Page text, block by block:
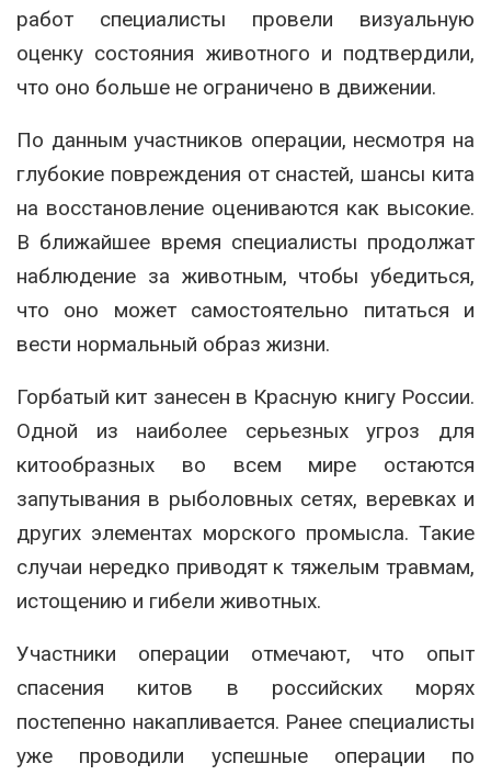
работ специалисты провели визуальную
оценку состояния животного и подтвердили,
что оно больше не ограничено в движении.
По данным участников операции, несмотря на
глубокие повреждения от снастей, шансы кита
на восстановление оцениваются как высокие.
В ближайшее время специалисты продолжат
наблюдение за животным, чтобы убедиться,
что оно может самостоятельно питаться и
вести нормальный образ жизни.
Горбатый кит занесен в Красную книгу России.
Одной из наиболее серьезных угроз для
китообразных во всем мире остаются
запутывания в рыболовных сетях, веревках и
других элементах морского промысла. Такие
случаи нередко приводят к тяжелым травмам,
истощению и гибели животных.
Участники операции отмечают, что опыт
спасения китов в российских морях
постепенно накапливается. Ранее специалисты
уже проводили успешные операции по